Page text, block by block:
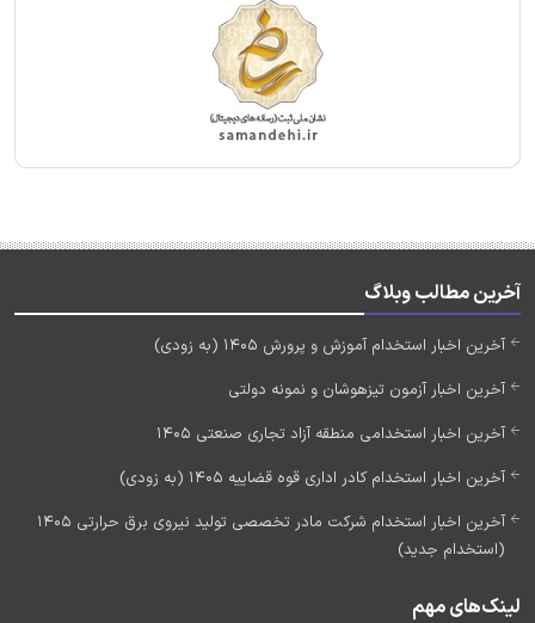
آخرین مطالب وبلاگ
آخرین اخبار استخدام آموزش و پرورش 1405 (به زودی)
آخرین اخبار آزمون تیزهوشان و نمونه دولتی
آخرین اخبار استخدامی منطقه آزاد تجاری صنعتی 1405
آخرین اخبار استخدام کادر اداری قوه قضاییه 1405 (به زودی)
آخرین اخبار استخدام شرکت مادر تخصصی تولید نیروی برق حرارتی 1405
(استخدام جدید)
لینک‌های مهم